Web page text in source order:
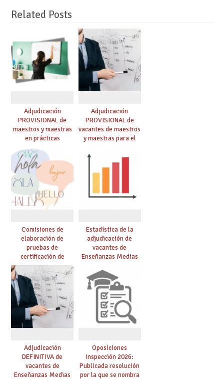
Related Posts
Adjudicación
PROVISIONAL de
maestros y maestras
en prácticas
Adjudicación
PROVISIONAL de
vacantes de maestros
y maestras para el
Comisiones de
elaboración de
pruebas de
certificación de
competencia
lingüística: publicada
resolución definitiva
Estadística de la
adjudicación de
vacantes de
Enseñanzas Medias
Adjudicación
DEFINITIVA de
vacantes de
Enseñanzas Medias
Oposiciones
Inspección 2026:
Publicada resolución
por la que se nombra